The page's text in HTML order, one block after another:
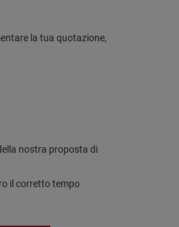
la tua quotazione,
nostra proposta di
il corretto tempo